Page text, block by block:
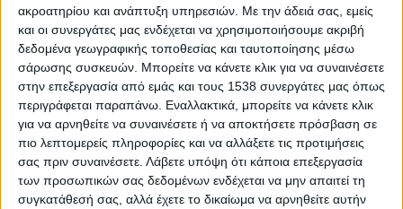
ακροατηρίου και ανάπτυξη υπηρεσιών. Με την άδειά σας, εμείς
και οι συνεργάτες μας ενδέχεται να χρησιμοποιήσουμε ακριβή
δεδομένα γεωγραφικής τοποθεσίας και ταυτοποίησης μέσω
σάρωσης συσκευών. Μπορείτε να κάνετε κλικ για να συναινέσετε
στην επεξεργασία από εμάς και τους 1538 συνεργάτες μας όπως
περιγράφεται παραπάνω. Εναλλακτικά, μπορείτε να κάνετε κλικ
για να αρνηθείτε να συναινέσετε ή να αποκτήσετε πρόσβαση σε
πιο λεπτομερείς πληροφορίες και να αλλάξετε τις προτιμήσεις
σας πριν συναινέσετε. Λάβετε υπόψη ότι κάποια επεξεργασία
των προσωπικών σας δεδομένων ενδέχεται να μην απαιτεί τη
συγκατάθεσή σας, αλλά έχετε το δικαίωμα να αρνηθείτε αυτήν
αιγοπροβάτων.